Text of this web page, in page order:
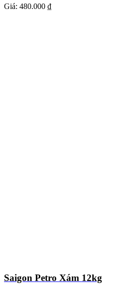
Giá: 480.000 ₫
Saigon Petro Xám 12kg